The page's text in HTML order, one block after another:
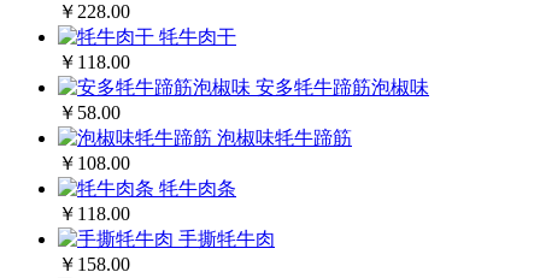
￥228.00
牦牛肉干
￥118.00
安多牦牛蹄筋泡椒味
￥58.00
泡椒味牦牛蹄筋
￥108.00
牦牛肉条
￥118.00
手撕牦牛肉
￥158.00